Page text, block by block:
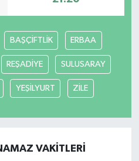
BAŞÇİFTLİK ERBAA
REŞADİYE SULUSARAY
YEŞİLYURT ZİLE
VAKITLERI